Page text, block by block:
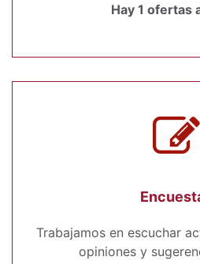
Hay 1 ofertas
Trabajamos en escuchar
opiniones y